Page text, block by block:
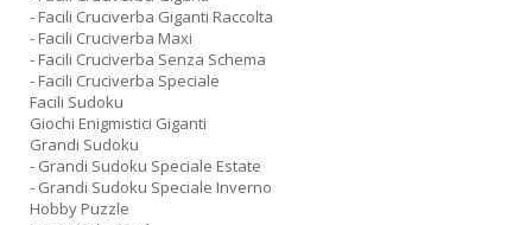
- Facili Cruciverba Giganti Raccolta
- Facili Cruciverba Maxi
- Facili Cruciverba Senza Schema
- Facili Cruciverba Speciale
Facili Sudoku
Giochi Enigmistici Giganti
Grandi Sudoku
- Grandi Sudoku Speciale Estate
- Grandi Sudoku Speciale Inverno
Hobby Puzzle